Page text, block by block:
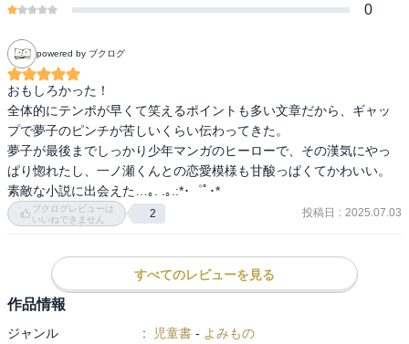
0
powered by ブクログ
おもしろかった！
全体的にテンポが早くて笑えるポイントも多い文章だから、ギャッ
プで夢子のピンチが苦しいくらい伝わってきた。
夢子が最後までしっかり少年マンガのヒーローで、その漢気にやっ
ぱり惚れたし、一ノ瀬くんとの恋愛模様も甘酸っぱくてかわいい。
素敵な小説に出会えた…｡. .｡.:*･゜ﾟ･*
ブクログレビューは
いいねできません
2 投稿日 : 2025.07.03
すべてのレビューを見る
作品情報
ジャンル : 児童書 - よみもの